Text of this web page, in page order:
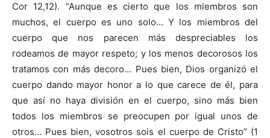
Cor 12,12). “Aunque es cierto que los miembros son
muchos, el cuerpo es uno solo… Y los miembros del
cuerpo que nos parecen más despreciables los
rodeamos de mayor respeto; y los menos decorosos los
tratamos con más decoro… Pues bien, Dios organizó el
cuerpo dando mayor honor a lo que carece de él, para
que así no haya división en el cuerpo, sino más bien
todos los miembros se preocupen por igual unos de
otros… Pues bien, vosotros sois el cuerpo de Cristo” (1